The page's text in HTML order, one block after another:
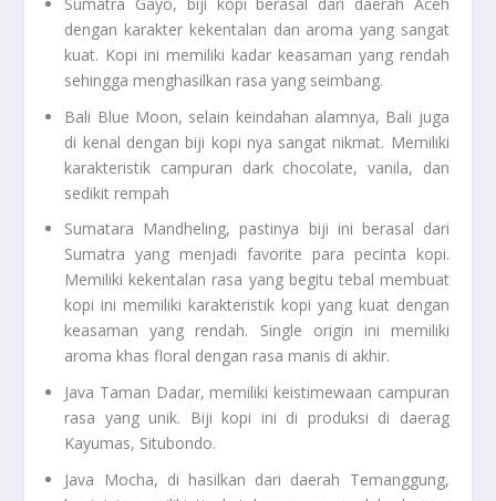
dengan karakter kekentalan dan aroma yang sangat
kuat. Kopi ini memiliki kadar keasaman yang rendah
sehingga menghasilkan rasa yang seimbang.
Bali Blue Moon, selain keindahan alamnya, Bali juga
di kenal dengan biji kopi nya sangat nikmat. Memiliki
karakteristik campuran dark chocolate, vanila, dan
sedikit rempah
Sumatara Mandheling, pastinya biji ini berasal dari
Sumatra yang menjadi favorite para pecinta kopi.
Memiliki kekentalan rasa yang begitu tebal membuat
kopi ini memiliki karakteristik kopi yang kuat dengan
keasaman yang rendah. Single origin ini memiliki
aroma khas floral dengan rasa manis di akhir.
Java Taman Dadar, memiliki keistimewaan campuran
rasa yang unik. Biji kopi ini di produksi di daerag
Kayumas, Situbondo.
Java Mocha, di hasilkan dari daerah Temanggung,